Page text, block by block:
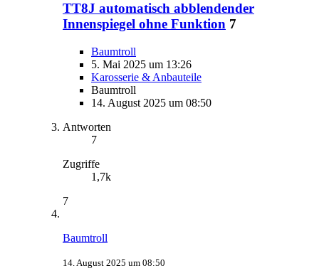
TT8J automatisch abblendender
Innenspiegel ohne Funktion 7
Baumtroll
5. Mai 2025 um 13:26
Karosserie & Anbauteile
Baumtroll
14. August 2025 um 08:50
Antworten
7
Zugriffe
1,7k
7
Baumtroll
14. August 2025 um 08:50